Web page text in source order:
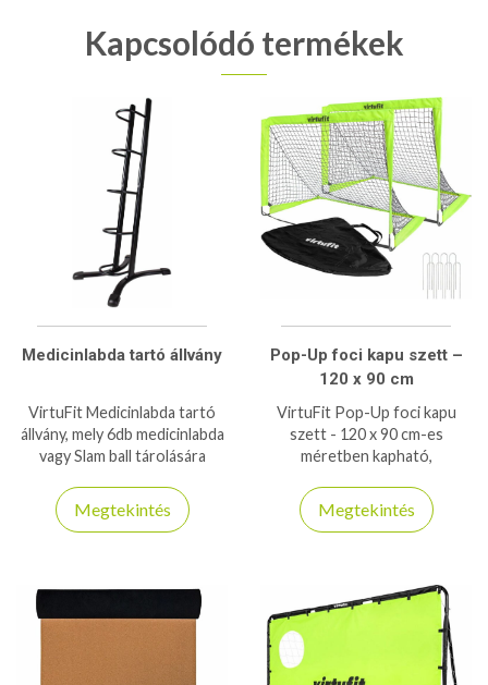
Kapcsolódó termékek
Medicinlabda tartó állvány
VirtuFit Medicinlabda tartó
állvány, mely 6db medicinlabda
vagy Slam ball tárolására
Megtekintés
Pop-Up foci kapu szett –
120 x 90 cm
VirtuFit Pop-Up foci kapu
szett - 120 x 90 cm-es
méretben kapható,
Megtekintés